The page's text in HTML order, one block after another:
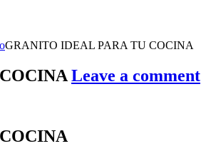
GRANITO IDEAL PARA TU COCINA
Leave a comment